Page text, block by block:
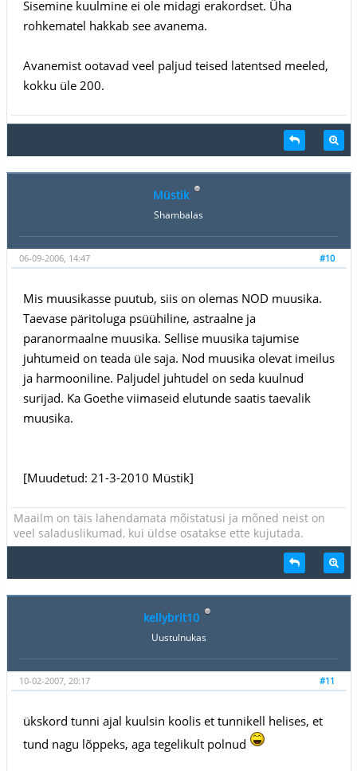
Sisemine kuulmine ei ole midagi erakordset. Üha
rohkematel hakkab see avanema.
Avanemist ootavad veel paljud teised latentsed meeled,
kokku üle 200.
Müstik
Shambalas
#10
06-09-2006, 14:47
Mis muusikasse puutub, siis on olemas NOD muusika.
Taevase päritoluga psüühiline, astraalne ja
paranormaalne muusika. Sellise muusika tajumise
juhtumeid on teada üle saja. Nod muusika olevat imeilus
ja harmooniline. Paljudel juhtudel on seda kuulnud
surijad. Ka Goethe viimaseid elutunde saatis taevalik
muusika.
[Muudetud: 21-3-2010 Müstik]
Maailm on täis lahendamata mõistatusi ja mõned neist on
veel saladuslikumad, kui üldse osatakse ette kujutada.
kellybrit10
Uustulnukas
#11
10-02-2007, 20:17
ükskord tunni ajal kuulsin koolis et tunnikell helises, et
tund nagu lõppeks, aga tegelikult polnud